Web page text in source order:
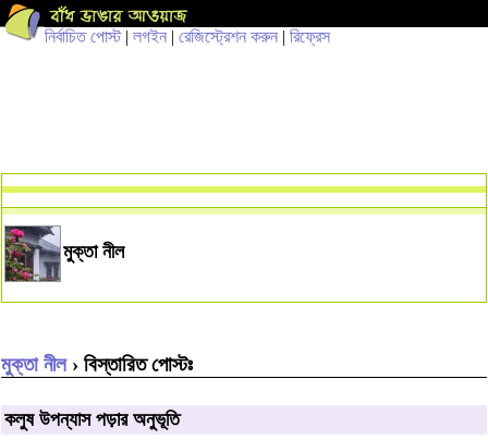
নির্বাচিত পোস্ট| লগইন | রেজিস্ট্রেশন করুন | রিফ্রেস
মুক্তা নীল
মুক্তা নীল› বিস্তারিত পোস্টঃ
কলুষ উপন্যাস পড়ার অনুভূতি